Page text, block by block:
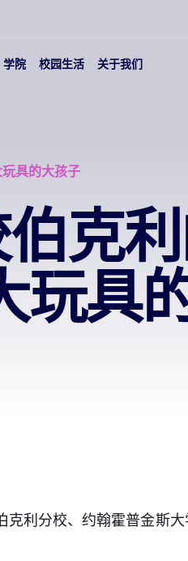
学院 校园生活 关于我们
具的大孩子
克
玩具
利分校、约翰霍普金斯